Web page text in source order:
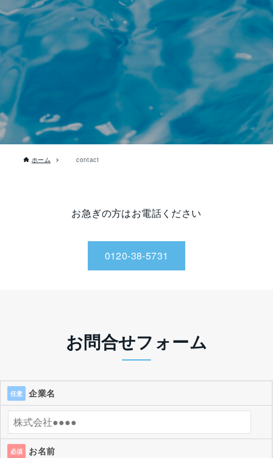
ホーム contact
お急ぎの方はお電話ください
0120-38-5731
お問合せフォーム
任意 企業名
必須 お名前